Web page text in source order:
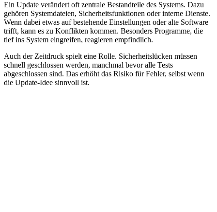
Ein Update verändert oft zentrale Bestandteile des Systems. Dazu
gehören Systemdateien, Sicherheitsfunktionen oder interne Dienste.
Wenn dabei etwas auf bestehende Einstellungen oder alte Software
trifft, kann es zu Konflikten kommen. Besonders Programme, die
tief ins System eingreifen, reagieren empfindlich.
Auch der Zeitdruck spielt eine Rolle. Sicherheitslücken müssen
schnell geschlossen werden, manchmal bevor alle Tests
abgeschlossen sind. Das erhöht das Risiko für Fehler, selbst wenn
die Update-Idee sinnvoll ist.